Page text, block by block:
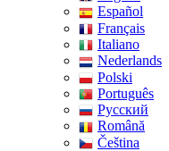
Español
Français
Italiano
Nederlands
Polski
Português
Pусский
Română
Čeština